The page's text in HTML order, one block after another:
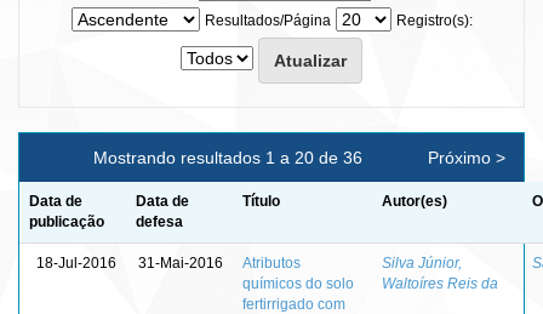
Resultados/Página
Registro(s):
Mostrando resultados 1 a 20 de 36 Próximo >
Data de
publicação
Data de
defesa
Título Autor(es)
18-Jul-2016 31-Mai-2016
Atributos
químicos do solo
fertirrigado com
Silva Júnior,
Waltoíres Reis da